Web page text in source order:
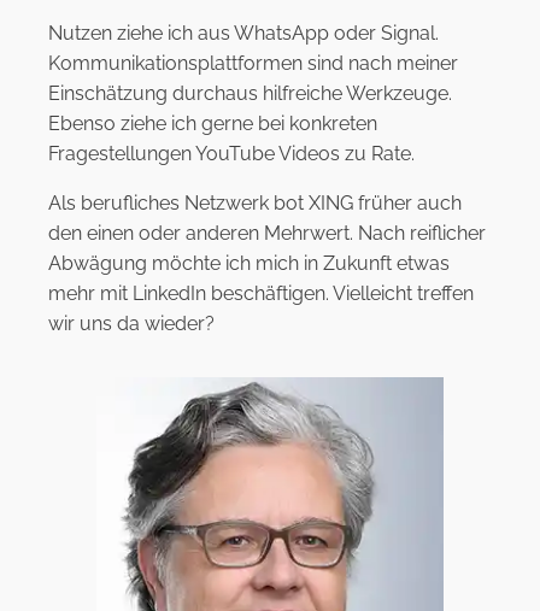
Nutzen ziehe ich aus WhatsApp oder Signal.
Kommunikationsplattformen sind nach meiner
Einschätzung durchaus hilfreiche Werkzeuge.
Ebenso ziehe ich gerne bei konkreten
Fragestellungen YouTube Videos zu Rate.
Als berufliches Netzwerk bot XING früher auch
den einen oder anderen Mehrwert. Nach reiflicher
Abwägung möchte ich mich in Zukunft etwas
mehr mit LinkedIn beschäftigen. Vielleicht treffen
wir uns da wieder?